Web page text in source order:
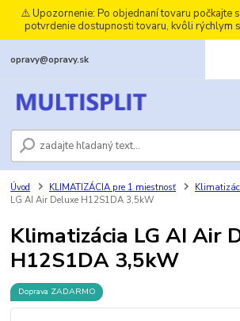
⚠️ Upozornenie: Po objednaní tovaru počkajte
potvrdenie dostupnosti tovaru, kvôli rýchlym
opravy@opravy.sk
Úvod KLIMATIZÁCIA pre 1 miestnosť
LG AI Air Deluxe H12S1DA 3,5kW
Klimatizácia LG AI Air
H12S1DA 3,5kW
Doprava ZADARMO